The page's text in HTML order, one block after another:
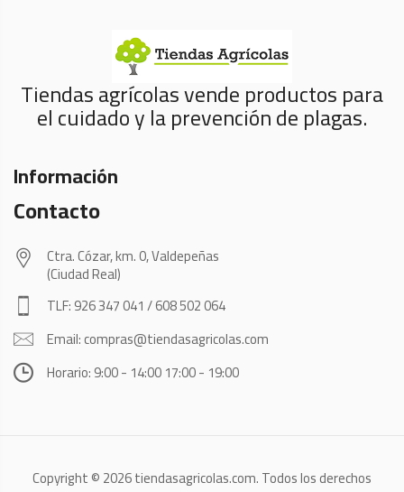
Tiendas agrícolas vende productos para
el cuidado y la prevención de plagas.
Información
Contacto
Ctra. Cózar, km. 0, Valdepeñas
(Ciudad Real)
TLF: 926 347 041 / 608 502 064
Email: compras@tiendasagricolas.com
Horario: 9:00 - 14:00 17:00 - 19:00
Copyright © 2026 tiendasagricolas.com. Todos los derechos